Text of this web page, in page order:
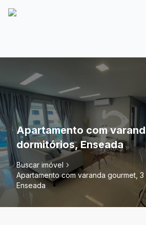
Apartamento com
dormitórios, Enseada
Buscar imóvel
Apartamento com varanda gourmet, 3
Enseada